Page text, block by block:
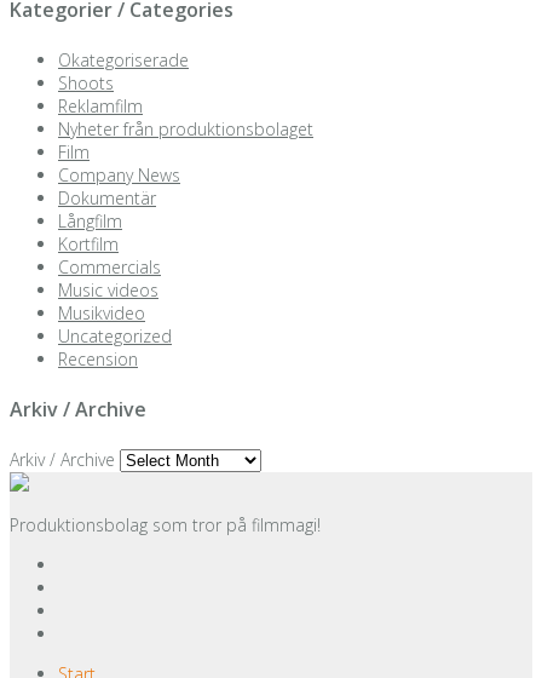
Kategorier / Categories
Okategoriserade
Shoots
Reklamfilm
Nyheter från produktionsbolaget
Film
Company News
Dokumentär
Långfilm
Kortfilm
Commercials
Music videos
Musikvideo
Uncategorized
Recension
Arkiv / Archive
Arkiv / Archive
Produktionsbolag som tror på filmmagi!